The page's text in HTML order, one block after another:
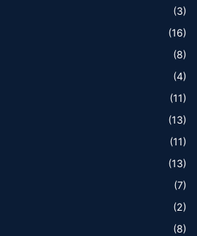
(3)
(16)
(8)
(4)
(11)
(13)
(11)
(13)
(7)
(2)
(8)